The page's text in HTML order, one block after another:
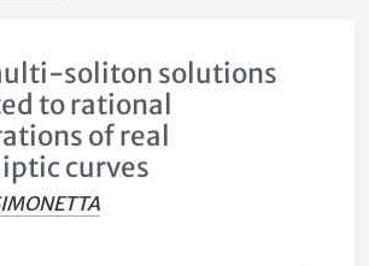
soliton solutions
to rational
of real
curves